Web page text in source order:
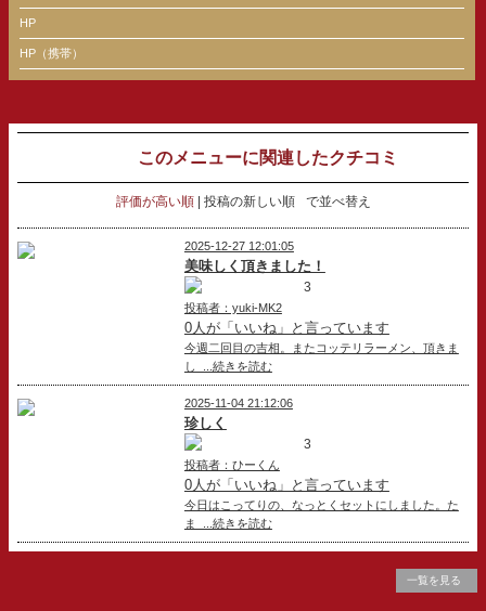
HP
HP（携帯）
このメニューに関連したクチコミ
評価が高い順 投稿の新しい順 で並べ替え
2025-12-27 12:01:05
美味しく頂きました！
3
投稿者：yuki-MK2
0人が「いいね」と言っています
今週二回目の吉相。またコッテリラーメン、頂きま
し ...続きを読む
2025-11-04 21:12:06
珍しく
3
投稿者：ひーくん
0人が「いいね」と言っています
今日はこってりの、なっとくセットにしました。た
ま ...続きを読む
一覧を見る